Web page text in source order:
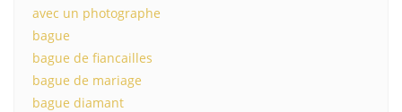
avec un photographe
bague
bague de fiancailles
bague de mariage
bague diamant